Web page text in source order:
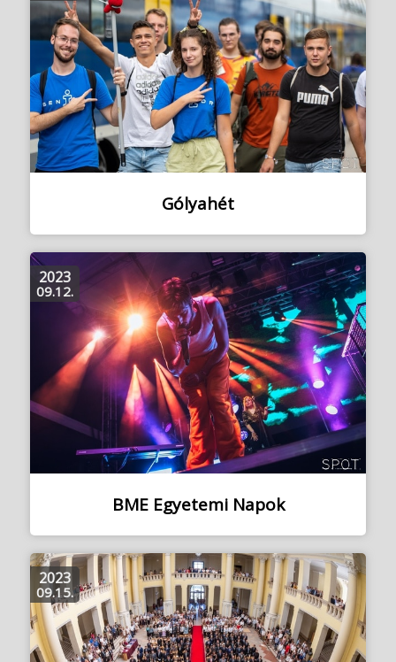
Gólyahét
BME Egyetemi Napok
2023
09.12.
2023
09.15.